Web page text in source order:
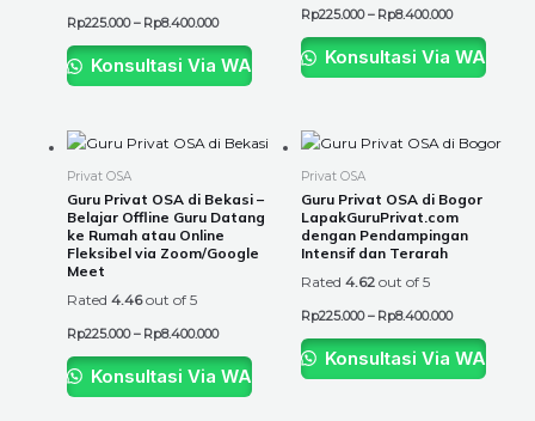
Rp225.000 – Rp8.400.000be
chosen
on
page
Konsultasi Via WA
Rp225.000 – Rp8.400.000be
chosen
on
page
Konsultasi Via WA
Privat OSA
Guru Privat OSA di Bekasi –
Belajar Offline Guru Datang
ke Rumah atau Online
Fleksibel via Zoom/Google
Meet
Rated 4.46out of 5
Rp225.000 – Rp8.400.000
Price
Rp8.400.000
This
has
multiple
variants.
may
be
chosen
Konsultasi Via WA
Privat OSA
Guru Privat OSA di Bogor
LapakGuruPrivat.com
dengan Pendampingan
Intensif dan Terarah
Rated 4.62 out of 5
Rp225.000 – Rp8.400.000
Price
range:
Rp8.400.000
This
has
multiple
be
chosen
Konsultasi Via WA